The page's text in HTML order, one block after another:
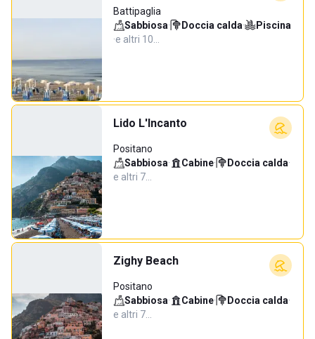
Battipaglia
Sabbiosa· Doccia calda·
Piscina
·e altri 10…
Lido L'Incanto
Positano
Sabbiosa· Cabine· Doccia calda·
e altri 7…
Zighy Beach
Positano
Sabbiosa· Cabine· Doccia calda·
e altri 7…